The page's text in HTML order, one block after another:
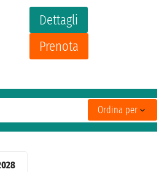
Dettagli
Prenota
Ordina per